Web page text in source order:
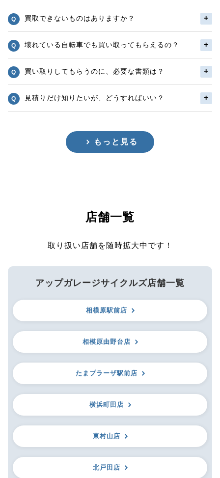
買取できないものはありますか？
壊れている自転車でも買い取ってもらえるの？
買い取りしてもらうのに、必要な書類は？
見積りだけ知りたいが、どうすればいい？
もっと見る
店舗一覧
取り扱い店舗を随時拡大中です！
アップガレージサイクルズ店舗一覧
相模原駅前店
相模原由野台店
たまプラーザ駅前店
横浜町田店
東村山店
北戸田店